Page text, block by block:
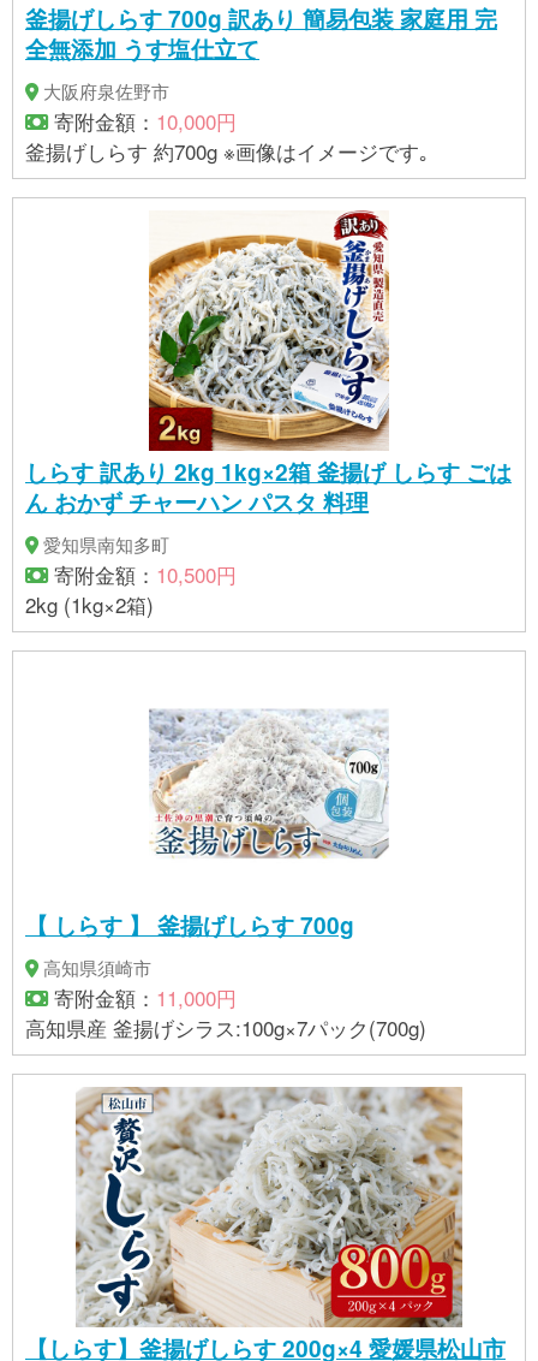
釜揚げしらす 700g 訳あり 簡易包装 家庭用 完
全無添加 うす塩仕立て
大阪府泉佐野市
寄附金額： 10,000円
釜揚げしらす 約700g ※画像はイメージです｡
しらす 訳あり 2kg 1kg×2箱 釜揚げ しらす ごは
ん おかず チャーハン パスタ 料理
愛知県南知多町
寄附金額： 10,500円
2kg (1kg×2箱)
【 しらす 】 釜揚げしらす 700g
高知県須崎市
寄附金額： 11,000円
高知県産 釜揚げシラス:100g×7パック(700g)
【しらす】釜揚げしらす 200g×4 愛媛県松山市